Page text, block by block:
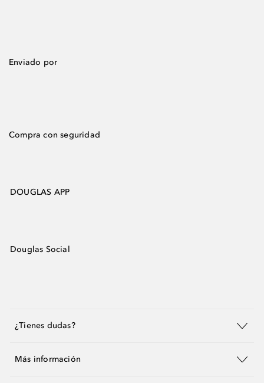
Enviado por
Compra con seguridad
DOUGLAS APP
Douglas Social
¿Tienes dudas?
Más información